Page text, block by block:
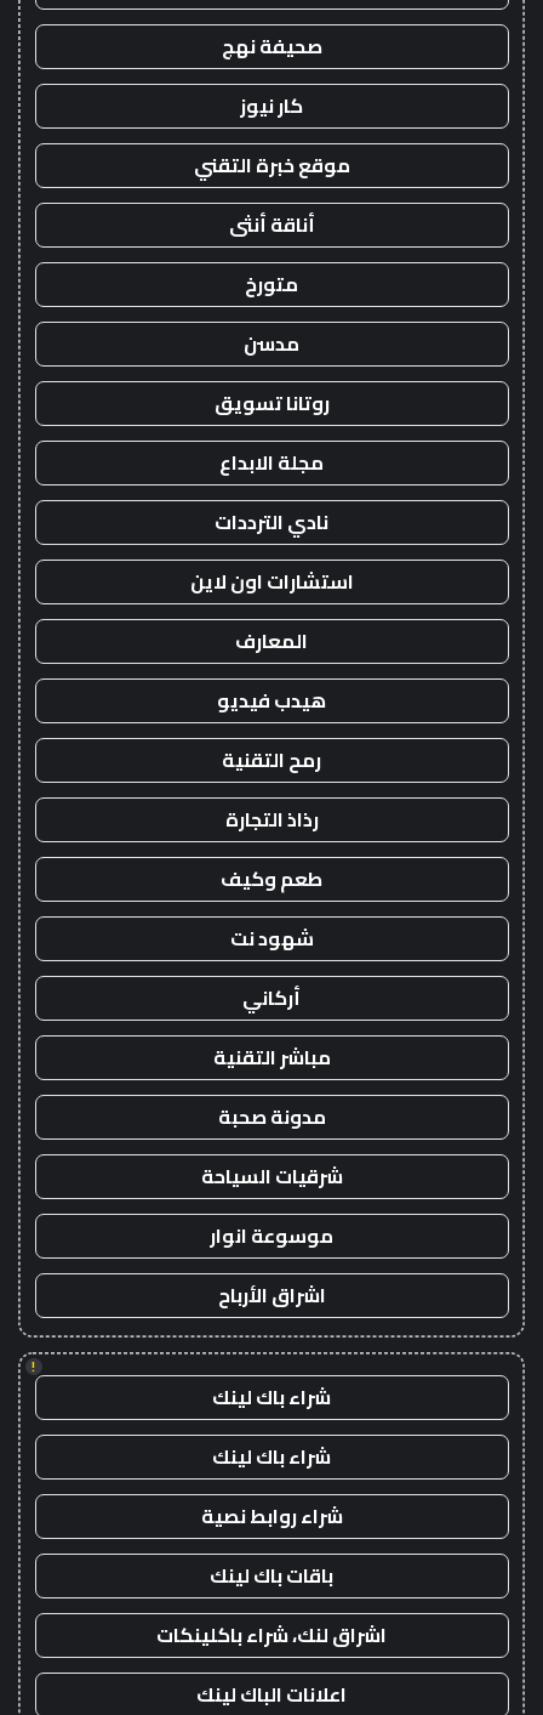
صحيفة نهج
كار نيوز
موقع خبرة التقني
أناقة أنثى
متورخ
مدسن
روتانا تسويق
مجلة الابداع
نادي الترددات
استشارات اون لاين
المعارف
هيدب فيديو
رمح التقنية
رذاذ التجارة
طعم وكيف
شهود نت
أركاني
مباشر التقنية
مدونة صحبة
شرقيات السياحة
موسوعة انوار
اشراق الأرباح
!
شراء باك لينك
شراء باك لينك
شراء روابط نصية
باقات باك لينك
اشراق لنك، شراء باكلينكات
اعلانات الباك لينك